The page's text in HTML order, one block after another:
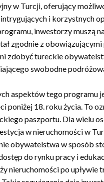
w Turcji, oferujący
i korzystnych
inwestorzy muszą
zgodnie z obowiązującymi
zdobyć tureckie
swobodne
aspektów tego programu
poniżej 18. roku życia. To
paszportu. Dla wielu
w nieruchomości w
obywatelstwa w sposób
do rynku pracy i
nieruchomości po